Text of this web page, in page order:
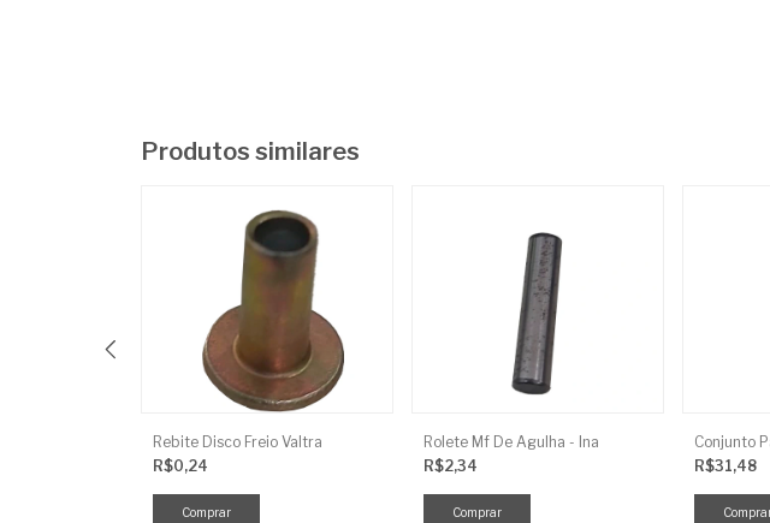
Produtos similares
Rebite Disco Freio Valtra
R$0,24
Rolete Mf De Agulha - Ina
R$2,34
R$31,48